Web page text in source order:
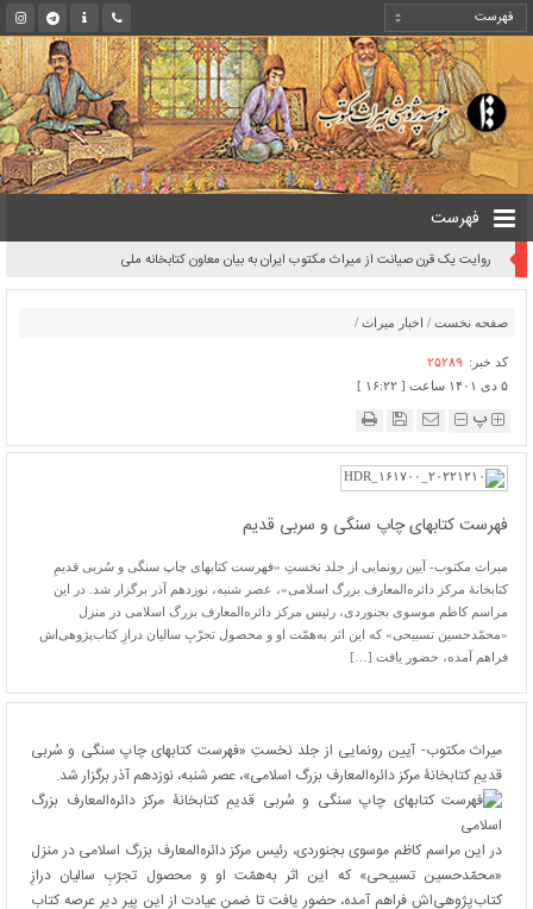
فهرست
روایت یک قرن صیانت از میراث مکتوب ایران به بیان معاون کتابخانه ملی
صفحه نخست / اخبار میراث /
کد خبر: ۲۵۲۸۹
۵ دی ۱۴۰۱ ساعت [ ۱۶:۲۲ ]
پ
فهرست کتابهای چاپ سنگی و سربی قدیم
میراث مکتوب- آیین رونمایی از جلد نخستِ «فهرست کتابهای چاپ سنگی و سُربی قدیمِ
کتابخانۀ مرکز دائره‌المعارف بزرگ اسلامی»، عصر ‌شنبه، نوزدهم آذر برگزار شد. در این
مراسم کاظم موسوی بجنوردی، رئیس مرکز دائره‌المعارف بزرگ اسلامی در منزل
«محمّدحسین تسبیحی» که این اثر به‌همّت او و محصول تجرّبِ سالیان درازِ کتاب‌پژوهی‌اش
فراهم آمده، حضور یافت […]
میراث مکتوب- آیین رونمایی از جلد نخستِ «فهرست کتابهای چاپ سنگی و سُربی
قدیمِ کتابخانۀ مرکز دائره‌المعارف بزرگ اسلامی»، عصر ‌شنبه، نوزدهم آذر برگزار شد.
در این مراسم کاظم موسوی بجنوردی، رئیس مرکز دائره‌المعارف بزرگ اسلامی در منزل
«محمّدحسین تسبیحی» که این اثر به‌همّت او و محصول تجرّبِ سالیان درازِ
کتاب‌پژوهی‌اش فراهم آمده، حضور یافت تا ضمن عیادت از این پیرِ دیرِ عرصه کتاب